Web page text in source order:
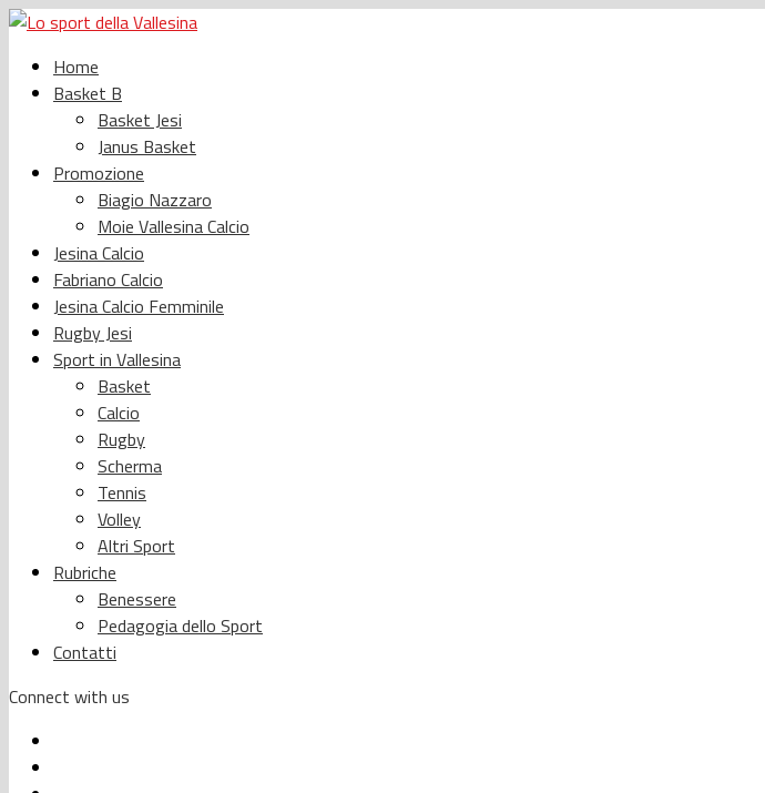
Home
Basket B
Basket Jesi
Janus Basket
Promozione
Biagio Nazzaro
Moie Vallesina Calcio
Jesina Calcio
Fabriano Calcio
Jesina Calcio Femminile
Rugby Jesi
Sport in Vallesina
Basket
Calcio
Rugby
Scherma
Tennis
Volley
Altri Sport
Rubriche
Benessere
Pedagogia dello Sport
Contatti
Connect with us